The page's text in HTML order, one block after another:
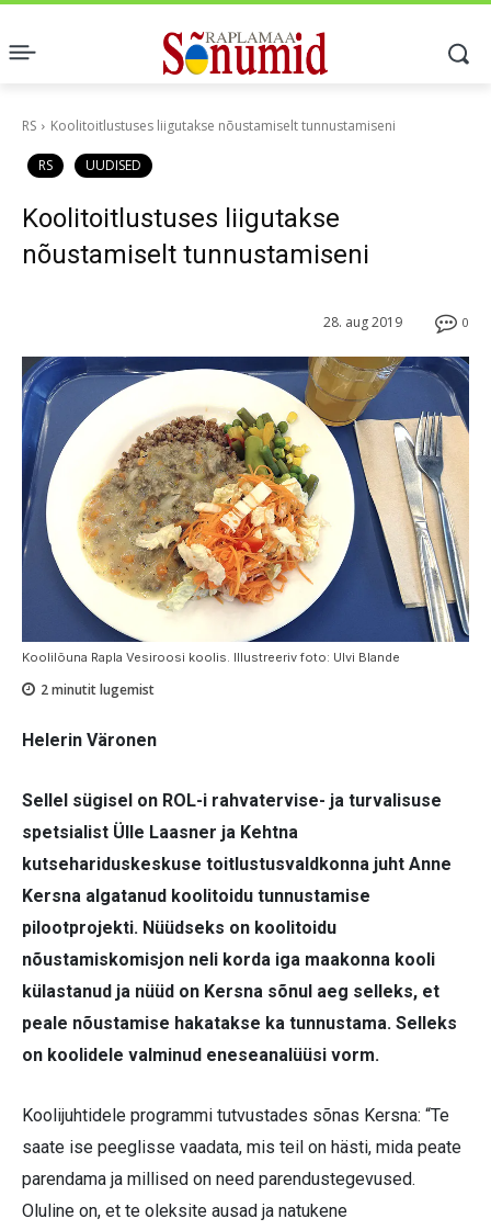
RS Koolitoitlustuses liigutakse nõustamiselt tunnustamiseni
RS UUDISED
Koolitoitlustuses liigutakse
nõustamiselt tunnustamiseni
0
28. aug 2019
Koolilõuna Rapla Vesiroosi koolis. Illustreeriv foto: Ulvi Blande
2minutit lugemist
Helerin Väronen
Sellel sügisel on ROL-i rahvatervise- ja turvalisuse
spetsialist Ülle Laasner ja Kehtna
kutsehariduskeskuse toitlustusvaldkonna juht Anne
Kersna algatanud koolitoidu tunnustamise
pilootprojekti. Nüüdseks on koolitoidu
nõustamiskomisjon neli korda iga maakonna kooli
külastanud ja nüüd on Kersna sõnul aeg selleks, et
peale nõustamise hakatakse ka tunnustama. Selleks
on koolidele valminud eneseanalüüsi vorm.
Koolijuhtidele programmi tutvustades sõnas Kersna: “Te
saate ise peeglisse vaadata, mis teil on hästi, mida peate
parendama ja millised on need parendustegevused.
Oluline on, et te oleksite ausad ja natukene